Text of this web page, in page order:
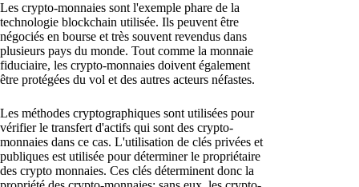
Les crypto-monnaies sont l'exemple phare de la
technologie blockchain utilisée. Ils peuvent être
négociés en bourse et très souvent revendus dans
plusieurs pays du monde. Tout comme la monnaie
fiduciaire, les crypto-monnaies doivent également
être protégées du vol et des autres acteurs néfastes.
Les méthodes cryptographiques sont utilisées pour
vérifier le transfert d'actifs qui sont des crypto-
monnaies dans ce cas. L'utilisation de clés privées et
publiques est utilisée pour déterminer le propriétaire
des crypto monnaies. Ces clés déterminent donc la